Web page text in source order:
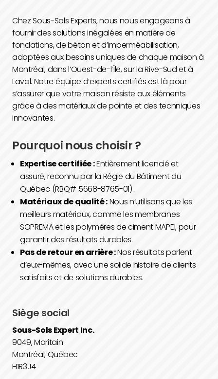
Chez Sous-Sols Experts, nous nous engageons à
fournir des solutions inégalées en matière de
fondations, de béton et d’imperméabilisation,
adaptées aux besoins uniques de chaque maison à
Montréal, dans l’Ouest-de-l’Île, sur la Rive-Sud et à
Laval. Notre équipe d’experts certifiés est là pour
s’assurer que votre maison résiste aux éléments
grâce à des matériaux de pointe et des techniques
innovantes.
Pourquoi nous choisir ?
Expertise certifiée :Entièrement licencié et
assuré, reconnu par la Régie du Bâtiment du
Québec (RBQ# 5668-8765-01).
Matériaux de qualité :Nous n’utilisons que les
meilleurs matériaux, comme les membranes
SOPREMA et les polymères de ciment MAPEI, pour
garantir des résultats durables.
Pas de retour en arrière :Nos résultats parlent
d’eux-mêmes, avec une solide histoire de clients
satisfaits et de solutions durables.
Siège social
Sous-Sols Expert Inc.
9049, Maritain
Montréal, Québec
H1R3J4